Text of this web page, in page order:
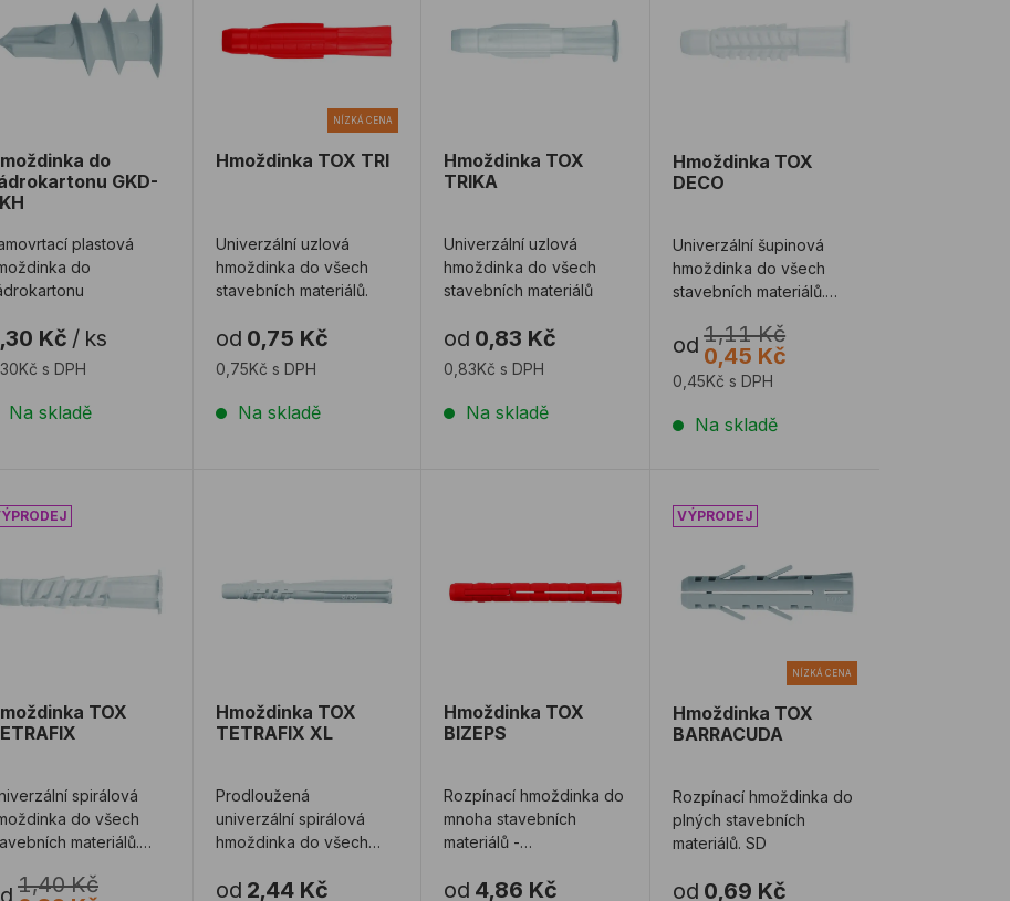
do
GKD-
plastová
do
Kč / ks
s DPH
Na skladě
NÍZKÁ CENA
Hmoždinka TOX TRI
Univerzální uzlová
hmoždinka do všech
stavebních materiálů.
od 0,75 Kč
0,75Kč s DPH
Na skladě
Hmoždinka TOX
TRIKA
Univerzální uzlová
hmoždinka do všech
stavebních materiálů
od 0,83 Kč
0,83Kč s DPH
Na skladě
Hmoždinka TOX
DECO
Univerzální šupinová
hmoždinka do všech
stavebních materiálů.
sádrokartonu. 4AS- ...
od 1,11 Kč
0,45 Kč
0,45Kč s DPH
Na skladě
TOX TETRAFIX
TOX
spirálová
do všech
materiálů.
1,40 Kč
Hmoždinka TOX
TETRAFIX XL
Prodloužená
univerzální spirálová
hmoždinka do všech
materiálů. TFS-L
od 2,44 Kč
Hmoždinka TOX
BIZEPS
Rozpínací hmoždinka do
mnoha stavebních
materiálů -
duté cihly a
od 4,86 Kč
Hmoždinka TOX BARRACUDA
NÍZKÁ CENA
Hmoždinka TOX
BARRACUDA
Rozpínací hmoždinka do
plných stavebních
materiálů. SD
od 0,69 Kč